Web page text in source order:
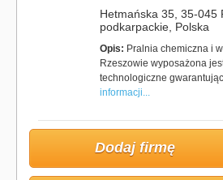
Hetmańska 35, 35-045
podkarpackie, Polska
Opis: Pralnia chemiczna i
Rzeszowie wyposażona
technologiczne
informacji...
Dodaj firmę